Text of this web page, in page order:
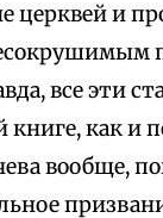
церквей и
все эти
книге, как и
вообще,